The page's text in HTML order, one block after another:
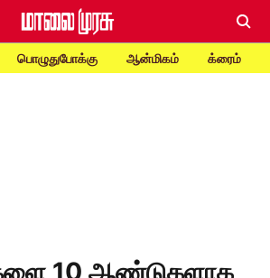
பொழுதுபோக்கு ஆன்மிகம் க்ரைம்
10 ஆண்டுகளாக